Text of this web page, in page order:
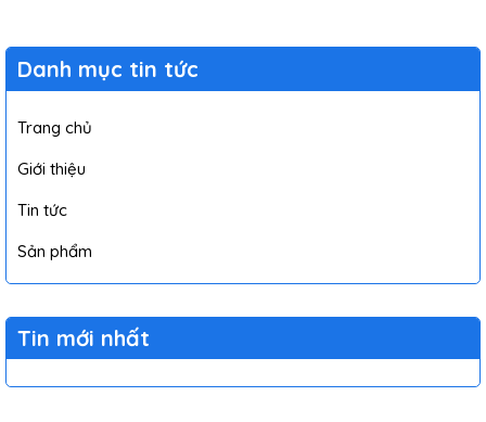
Danh mục tin tức
Trang chủ
Giới thiệu
Tin tức
Sản phẩm
Tin mới nhất